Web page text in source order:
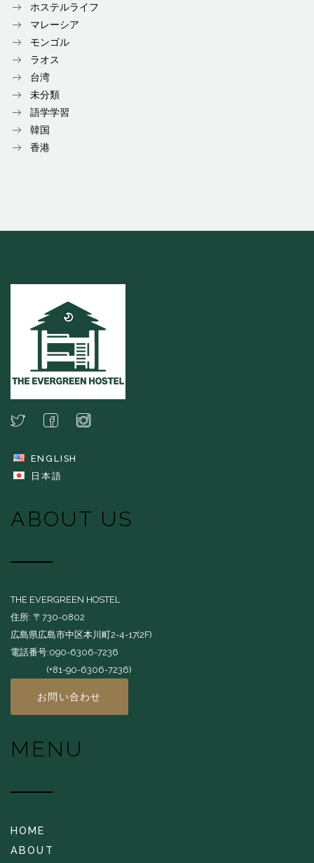
ホステルライフ
マレーシア
モンゴル
ラオス
台湾
未分類
語学学習
韓国
香港
ENGLISH
日本語
ABOUT US
THE EVERGREEN HOSTEL
住所: 〒730-0802
広島県広島市中区本川町2-4-17(2F)
電話番号:090-6306-7236
(+81-90-6306-7236)
お問い合わせ
MENU
HOME
ABOUT